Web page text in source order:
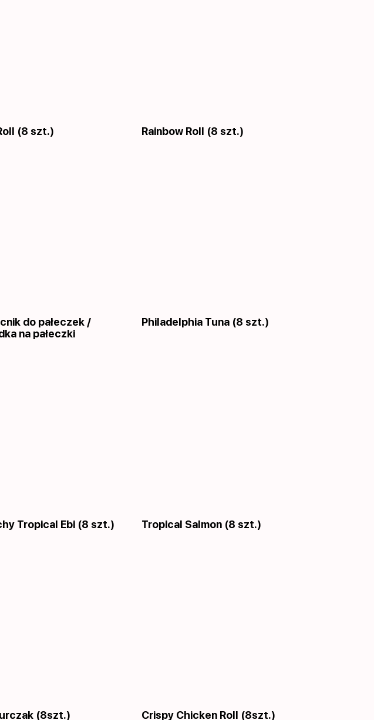
(8 szt.) Rainbow Roll (8 szt.)
do pałeczek /
na pałeczki
Philadelphia Tuna (8 szt.)
Tropical Ebi (8 szt.) Tropical Salmon (8 szt.)
(8szt.) Crispy Chicken Roll (8szt.)